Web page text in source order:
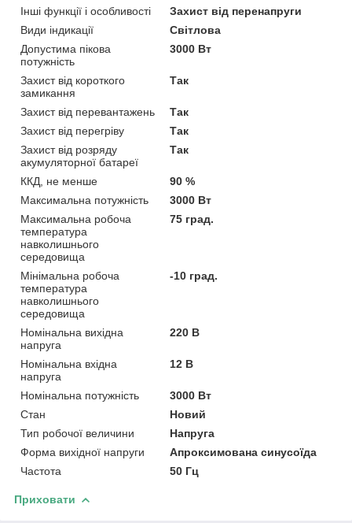
Інші функції і особливості
Захист від перенапруги
Види індикації
Світлова
Допустима пікова
потужність
3000 Вт
Захист від короткого
замикання
Так
Захист від перевантажень
Так
Захист від перегріву
Так
Захист від розряду
акумуляторної батареї
Так
ККД, не менше
90 %
Максимальна потужність
3000 Вт
Максимальна робоча
температура
навколишнього
середовища
75 град.
Мінімальна робоча
температура
навколишнього
середовища
-10 град.
Номінальна вихідна
напруга
220 В
Номінальна вхідна
напруга
12 В
Номінальна потужність
3000 Вт
Стан
Новий
Тип робочої величини
Напруга
Форма вихідної напруги
Апроксимована синусоїда
Частота
50 Гц
Приховати